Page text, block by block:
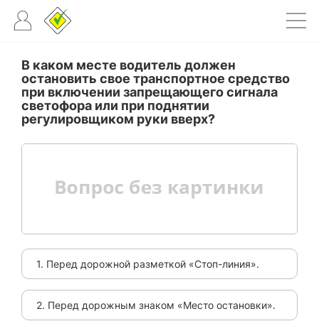
В каком месте водитель должен
остановить свое транспортное средство
при включении запрещающего сигнала
светофора или при поднятии
регулировщиком руки вверх?
1. Перед дорожной разметкой «Стоп-линия».
2. Перед дорожным знаком «Место остановки».